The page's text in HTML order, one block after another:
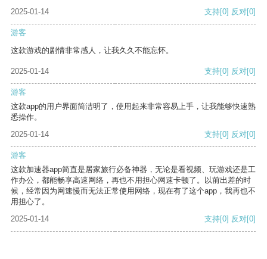
2025-01-14
支持[0] 反对[0]
游客
这款游戏的剧情非常感人，让我久久不能忘怀。
2025-01-14 支持[0] 反对[0]
游客
这款app的用户界面简洁明了，使用起来非常容易上手，让我能够快速熟
悉操作。
2025-01-14
支持[0] 反对[0]
游客
这款加速器app简直是居家旅行必备神器，无论是看视频、玩游戏还是工
作办公，都能畅享高速网络，再也不用担心网速卡顿了。以前出差的时
候，经常因为网速慢而无法正常使用网络，现在有了这个app，我再也不
用担心了。
2025-01-14
支持[0] 反对[0]